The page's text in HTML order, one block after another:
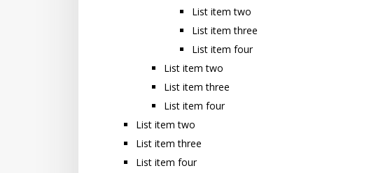
List item two
List item three
List item four
List item two
List item three
List item four
List item two
List item three
List item four